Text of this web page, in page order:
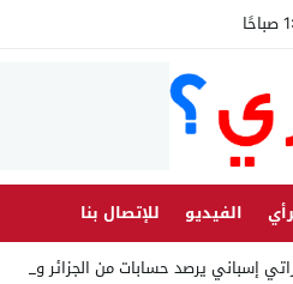
الفيديو
للإتصال بنا
إسباني يرصد حسابات من الجزائر وأرقاما _